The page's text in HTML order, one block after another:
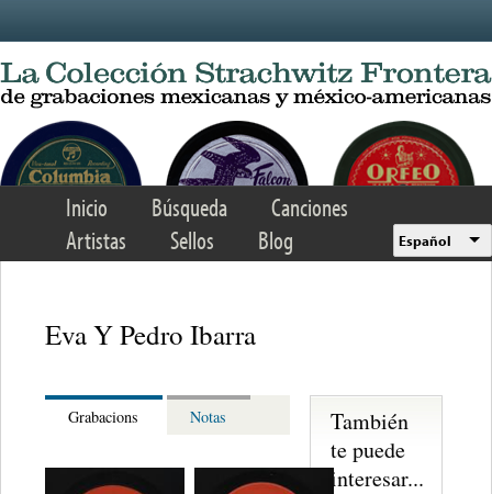
Inicio Búsqueda
Canciones
Artistas
Sellos Blog Español
Eva Y Pedro Ibarra
Grabacions Notas
También
te puede
interesar...